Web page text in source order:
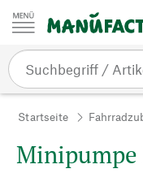
Zum Inhalt springen
Startseite
Minipumpe